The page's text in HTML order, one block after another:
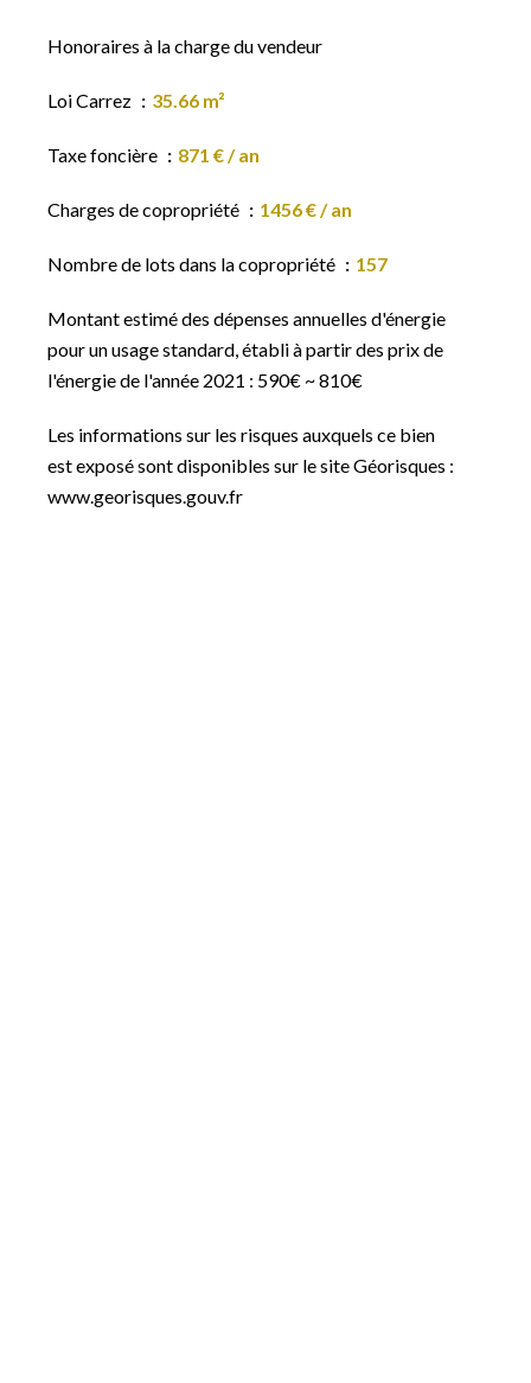
Honoraires à la charge du vendeur
Loi Carrez 35.66 m²
Taxe foncière 871 € / an
Charges de copropriété 1456 € / an
Nombre de lots dans la copropriété 157
Montant estimé des dépenses annuelles d'énergie
pour un usage standard, établi à partir des prix de
l'énergie de l'année 2021 : 590€ ~ 810€
Les informations sur les risques auxquels ce bien
est exposé sont disponibles sur le site Géorisques :
www.georisques.gouv.fr